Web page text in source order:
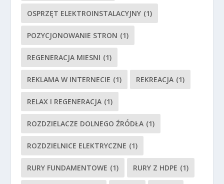
OSPRZĘT ELEKTROINSTALACYJNY (1)
POZYCJONOWANIE STRON (1)
REGENERACJA MIESNI (1)
REKLAMA W INTERNECIE (1) REKREACJA (1)
RELAX I REGENERACJA (1)
ROZDZIELACZE DOLNEGO ŹRÓDŁA (1)
ROZDZIELNICE ELEKTRYCZNE (1)
RURY FUNDAMENTOWE (1) RURY Z HDPE (1)